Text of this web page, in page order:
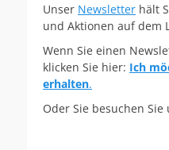
Unser Newsletter hält
und Aktionen auf dem
Wenn Sie einen
klicken Sie hier: Ich
erhalten.
Oder Sie besuchen